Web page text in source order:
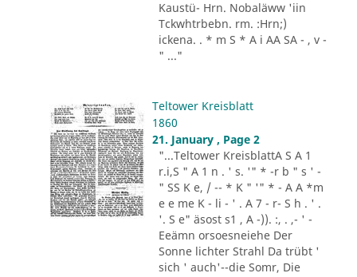
Kaustü- Hrn. Nobaläww 'iin
Tckwhtrbebn. rm. :Hrn;)
ickena. . * m S * A i AA SA - , v -
" ..."
Teltower Kreisblatt
1860
21. January , Page 2
"...Teltower KreisblattA S A 1
r.i,S " A 1 n . ' s. '" * -r b " s ' -
" SS K e, / -- * K " '" * - A A *m
e e me K - li - ' . A 7 - r- S h . ' .
'. S e" äsost s1 , A -)). :, . ,- ' -
Eeämn orsoesneiehe Der
Sonne lichter Strahl Da trübt '
sich ' auch'--die Somr, Die